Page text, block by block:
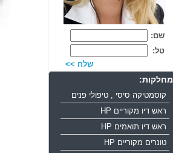
שם:
טל:
שלח >>
מחלקות:
קוסמטיקה סיסי , טיפולי פנים
ראש דיו מקוריים HP
ראש דיו תואמים HP
טונרים מקוריים HP